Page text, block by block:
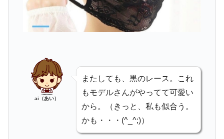
ai（あい）
またしても、黒のレース。これ
もモデルさんがやってて可愛い
から。（きっと、私も似合う。
かも・・・(^_^;)）